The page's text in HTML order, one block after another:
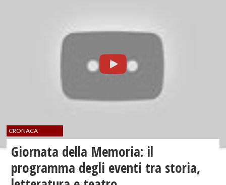
CRONACA
Giornata della Memoria: il
programma degli eventi tra storia,